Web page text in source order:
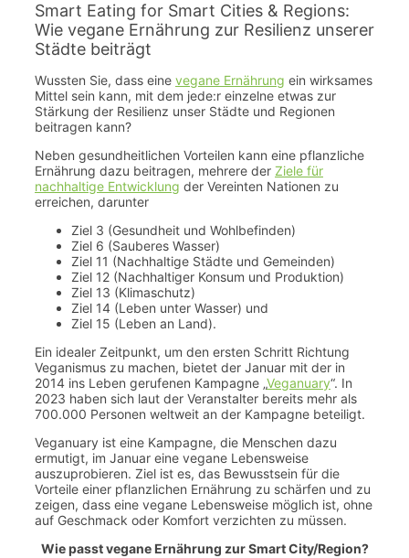
Smart Eating for Smart Cities & Regions:
Wie vegane Ernährung zur Resilienz unserer
Städte beiträgt
Wussten Sie, dass eine vegane Ernährung ein wirksames
Mittel sein kann, mit dem jede:r einzelne etwas zur
Stärkung der Resilienz unser Städte und Regionen
beitragen kann?
Neben gesundheitlichen Vorteilen kann eine pflanzliche
Ernährung dazu beitragen, mehrere der Ziele für
nachhaltige Entwicklung der Vereinten Nationen zu
erreichen, darunter
Ziel 3 (Gesundheit und Wohlbefinden)
Ziel 6 (Sauberes Wasser)
Ziel 11 (Nachhaltige Städte und Gemeinden)
Ziel 12 (Nachhaltiger Konsum und Produktion)
Ziel 13 (Klimaschutz)
Ziel 14 (Leben unter Wasser) und
Ziel 15 (Leben an Land).
Ein idealer Zeitpunkt, um den ersten Schritt Richtung
Veganismus zu machen, bietet der Januar mit der in
2014 ins Leben gerufenen Kampagne „Veganuary“. In
2023 haben sich laut der Veranstalter bereits mehr als
700.000 Personen weltweit an der Kampagne beteiligt.
Veganuary ist eine Kampagne, die Menschen dazu
ermutigt, im Januar eine vegane Lebensweise
auszuprobieren. Ziel ist es, das Bewusstsein für die
Vorteile einer pflanzlichen Ernährung zu schärfen und zu
zeigen, dass eine vegane Lebensweise möglich ist, ohne
auf Geschmack oder Komfort verzichten zu müssen.
Wie passt vegane Ernährung zur Smart City/Region?